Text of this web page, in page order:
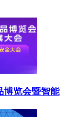
博览会暨智能